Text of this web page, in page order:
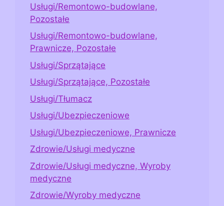
Usługi/Remontowo-budowlane,
Pozostałe
Usługi/Remontowo-budowlane,
Prawnicze, Pozostałe
Usługi/Sprzątające
Usługi/Sprzątające, Pozostałe
Usługi/Tłumacz
Usługi/Ubezpieczeniowe
Usługi/Ubezpieczeniowe, Prawnicze
Zdrowie/Usługi medyczne
Zdrowie/Usługi medyczne, Wyroby
medyczne
Zdrowie/Wyroby medyczne